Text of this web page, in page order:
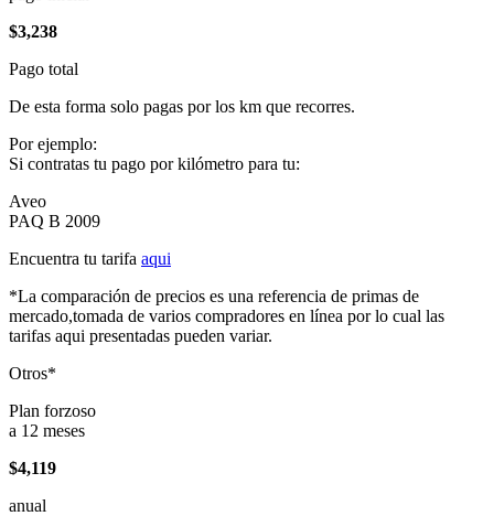
$3,238
Pago total
De esta forma solo pagas por los km que recorres.
Por ejemplo:
Si contratas tu pago por kilómetro para tu:
Aveo
PAQ B 2009
Encuentra tu tarifa aqui
*La comparación de precios es una referencia de primas de
mercado,tomada de varios compradores en línea por lo cual las
tarifas aqui presentadas pueden variar.
Otros*
Plan forzoso
a 12 meses
$4,119
anual